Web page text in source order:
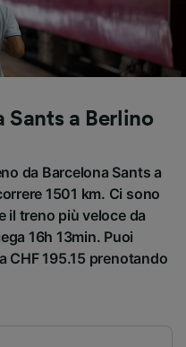
Sants a Berlino
da Barcelona Sants a
1501 km. Ci sono
il treno più veloce da
16h 13min. Puoi
CHF 195.15 prenotando
precisi.
del
dispositivo e/o
delle prestazioni
ricerche sul